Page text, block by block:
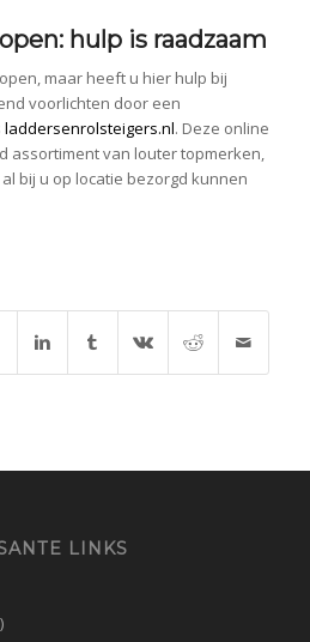
hulp is raadzaam
maar heeft u hier hulp bij
voorlichten door een
laddersenrolsteigers.nl. Deze online
assortiment van louter topmerken,
bij u op locatie bezorgd kunnen
LINKS